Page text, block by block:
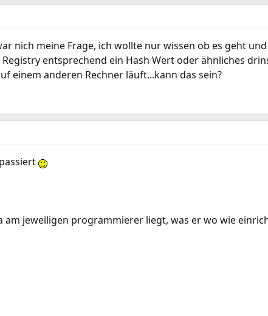
nich meine Frage, ich wollte nur wissen ob es geht
entsprechend ein Hash Wert oder ähnliches
einem anderen Rechner läuft...kann das sein?
am jeweiligen programmierer liegt, was er wo wie